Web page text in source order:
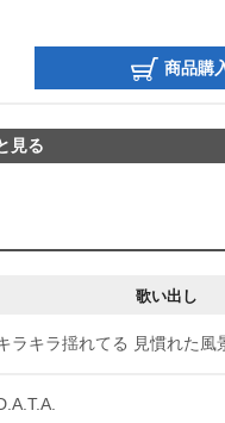
商品購
見る
歌い出し
ラキラ揺れてる 見慣れた風